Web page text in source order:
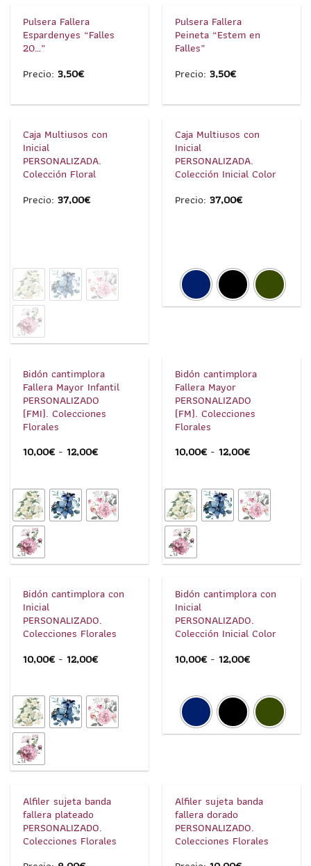
Pulsera Fallera
Espardenyes “Falles
20…”
Precio:3,50€
Pulsera Fallera
Peineta “Estem en
Falles”
Precio:3,50€
1/6
Caja Multiusos con
Inicial
PERSONALIZADA.
Colección Floral
Precio:37,00€
1/5
Caja Multiusos con
Inicial
PERSONALIZADA.
Colección Inicial Color
Precio:37,00€
1/5
Bidón cantimplora
Fallera Mayor Infantil
PERSONALIZADO
(FMI). Colecciones
Florales
10,00€-12,00€
Bidón cantimplora
Fallera Mayor
PERSONALIZADO
(FM). Colecciones
Florales
10,00€-12,00€
1/5
Bidón cantimplora con
Inicial
PERSONALIZADO.
Colecciones Florales
10,00€-12,00€
1/4
Bidón cantimplora con
Inicial
PERSONALIZADO.
Colección Inicial Color
10,00€-12,00€
1/6
Alfiler sujeta banda
fallera plateado
PERSONALIZADO.
Colecciones Florales
Alfiler sujeta banda
fallera dorado
PERSONALIZADO.
Colecciones Florales